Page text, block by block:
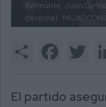
Belmonte, Juan
derecha). MIJAS
Share Facebook
El partido